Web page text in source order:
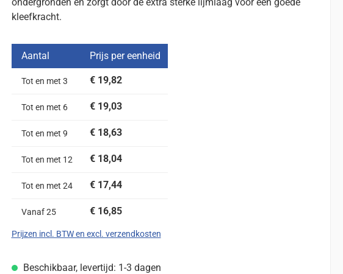
kleefkracht.
Aantal Prijs per eenheid
Tot en met 3 € 19,82
Tot en met 6 € 19,03
Tot en met 9 € 18,63
Tot en met 12 € 18,04
Tot en met 24 € 17,44
Vanaf25 € 16,85
Prijzen incl. BTW en excl. verzendkosten
Beschikbaar, levertijd: 1-3 dagen